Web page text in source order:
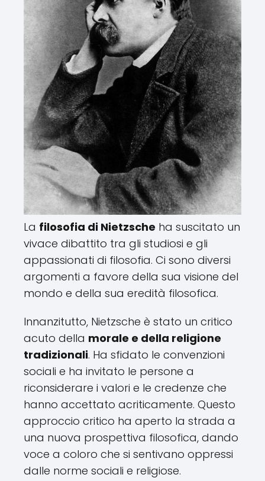
La filosofia di Nietzsche ha suscitato un
vivace dibattito tra gli studiosi e gli
appassionati di filosofia. Ci sono diversi
argomenti a favore della sua visione del
mondo e della sua eredità filosofica.
Innanzitutto, Nietzsche è stato un critico
acuto della morale e della religione
tradizionali. Ha sfidato le convenzioni
sociali e ha invitato le persone a
riconsiderare i valori e le credenze che
hanno accettato acriticamente. Questo
approccio critico ha aperto la strada a
una nuova prospettiva filosofica, dando
voce a coloro che si sentivano oppressi
dalle norme sociali e religiose.